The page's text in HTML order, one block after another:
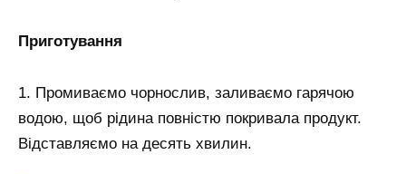
Приготування
1. Промиваємо чорнослив, заливаємо гарячою
водою, щоб рідина повністю покривала продукт.
Відставляємо на десять хвилин.